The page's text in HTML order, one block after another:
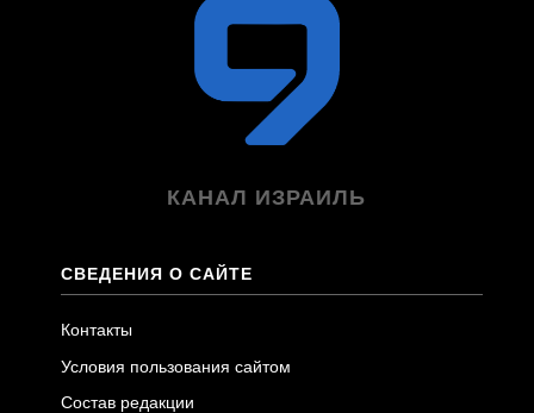
КАНАЛ ИЗРАИЛЬ
СВЕДЕНИЯ О САЙТЕ
Контакты
Условия пользования сайтом
Состав редакции